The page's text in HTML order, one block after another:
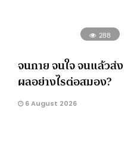
288
จนกาย จนใจ จนแล้วส่ง
ผลอย่างไรต่อสมอง?
6 August 2026